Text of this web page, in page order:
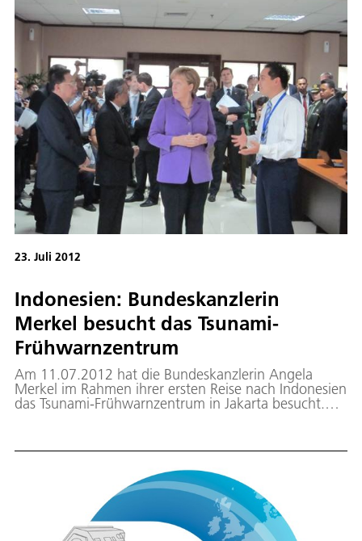
23. Juli 2012
Indonesien: Bundeskanzlerin
Merkel besucht das Tsunami-
Frühwarnzentrum
Am 11.07.2012 hat die Bundeskanzlerin Angela
Merkel im Rahmen ihrer ersten Reise nach Indonesien
das Tsunami-Frühwarnzentrum in Jakarta besucht.
Aufbau des Tsunami-Frühwarnzentrums mitgewirkt.